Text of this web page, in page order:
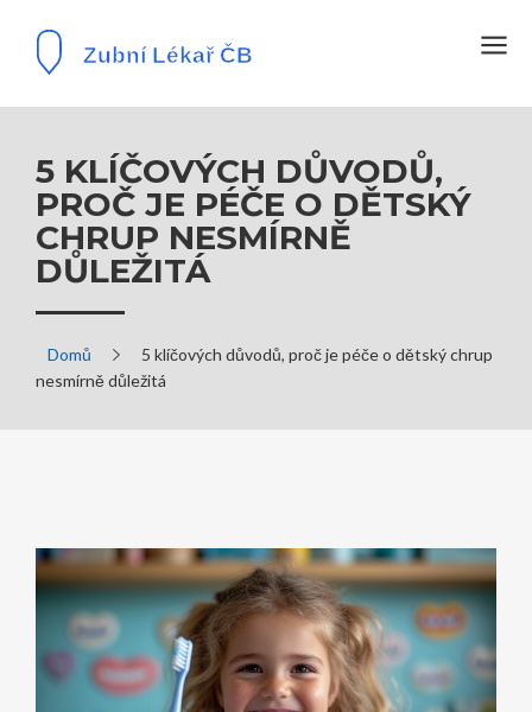
5 KLÍČOVÝCH DŮVODŮ,
PROČ JE PÉČE O DĚTSKÝ
CHRUP NESMÍRNĚ
DŮLEŽITÁ
Domů
5 klíčových důvodů, proč je péče o dětský chrup
nesmírně důležitá